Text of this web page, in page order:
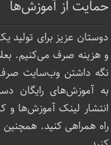
حمایت از آموزش‌ها
دوستان عزیز برای
و هزینه صرف می‌کنیم.
نگه داشتن وب‌سایت صرف
به آموزش‌های رایگان
انتشار لینک‌ آموزش‌ها و
راه همراهی کنید. همچنین